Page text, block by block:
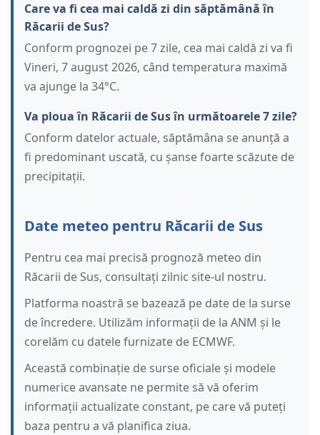
Care va fi cea mai caldă zi din săptămână în
Răcarii de Sus?
Conform prognozei pe 7 zile, cea mai caldă zi va fi
Vineri, 7 august 2026, când temperatura maximă
va ajunge la 34°C.
Va ploua în Răcarii de Sus în următoarele 7 zile?
Conform datelor actuale, săptămâna se anunță a
fi predominant uscată, cu șanse foarte scăzute de
precipitații.
Date meteo pentru Răcarii de Sus
Pentru cea mai precisă prognoză meteo din
Răcarii de Sus, consultați zilnic site-ul nostru.
Platforma noastră se bazează pe date de la surse
de încredere. Utilizăm informații de la ANM și le
corelăm cu datele furnizate de ECMWF.
Această combinație de surse oficiale și modele
numerice avansate ne permite să vă oferim
informații actualizate constant, pe care vă puteți
baza pentru a vă planifica ziua.